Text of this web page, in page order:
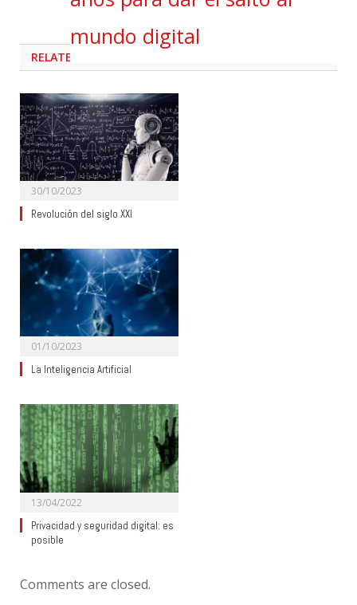
mundo digital
RELATED
30/10/2023
Revolución del siglo XXI
01/10/2023
La Inteligencia Artificial
13/04/2022
Privacidad y seguridad digital: es
posible
Comments are closed.